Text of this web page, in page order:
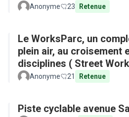
Anonyme 23 Retenue
Le WorksParc, un
plein air, au croisement
disciplines ( Street
Parkour)
Anonyme 21 Retenue
Piste cyclable avenue